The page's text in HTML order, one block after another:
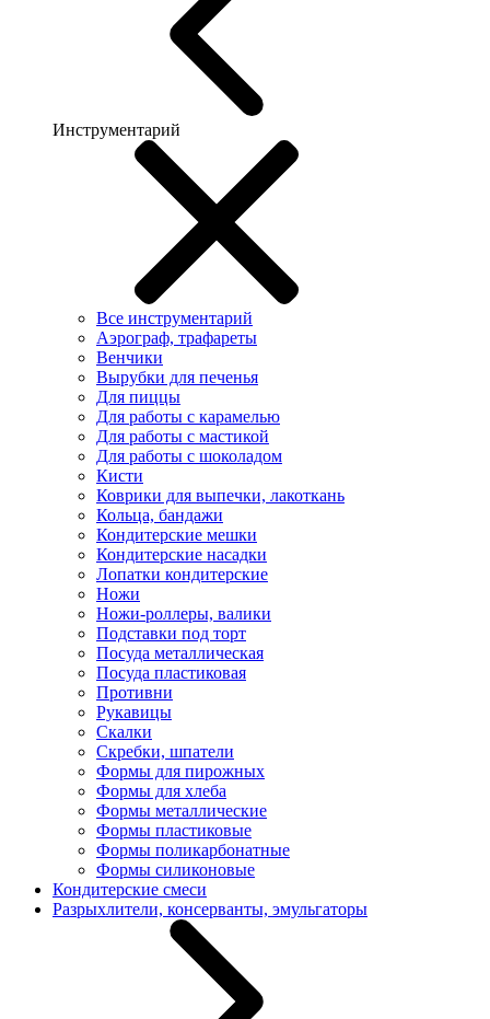
Инструментарий
Все инструментарий
Аэрограф, трафареты
Венчики
Вырубки для печенья
Для пиццы
Для работы с карамелью
Для работы с мастикой
Для работы с шоколадом
Кисти
Коврики для выпечки, лакоткань
Кольца, бандажи
Кондитерские мешки
Кондитерские насадки
Лопатки кондитерские
Ножи
Ножи-роллеры, валики
Подставки под торт
Посуда металлическая
Посуда пластиковая
Противни
Рукавицы
Скалки
Скребки, шпатели
Формы для пирожных
Формы для хлеба
Формы металлические
Формы пластиковые
Формы поликарбонатные
Формы силиконовые
Кондитерские смеси
Разрыхлители, консерванты, эмульгаторы